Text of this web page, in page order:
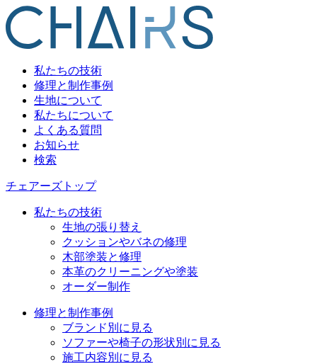
私たちの技術
修理と制作事例
生地について
私たちについて
よくある質問
お知らせ
検索
チェアーズトップ
私たちの技術
生地の張り替え
クッションやバネの修理
木部塗装と修理
本革のクリーニングや塗装
オーダー制作
修理と制作事例
ブランド別に見る
ソファーや椅子の形状別に見る
施工内容別に見る